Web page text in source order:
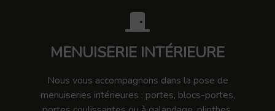
MENUISERIE INTÉRIEURE
Nous vous accompagnons dans la pose de
menuiseries intérieures : portes, blocs-portes,